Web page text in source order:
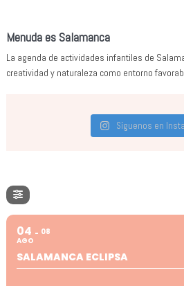
Menuda es Salamanca
La agenda de actividades infantiles de
creatividad y naturaleza como entorno
Síguenos en
04
AGO
08
SALAMANCA ECLIPSA